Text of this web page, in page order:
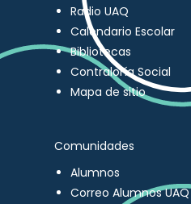
Radio UAQ
Calendario Escolar
Bibliotecas
Contraloría Social
Mapa de sitio
Comunidades
Alumnos
Correo Alumnos UAQ